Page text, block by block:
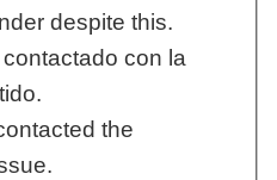
despite this.
con la
the